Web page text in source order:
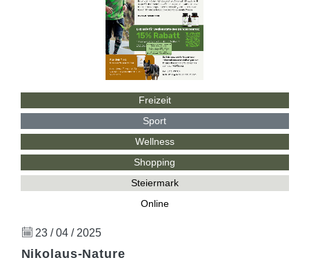
Freizeit
Sport
Wellness
Shopping
Steiermark
Online
23 / 04 / 2025
Nikolaus-Nature